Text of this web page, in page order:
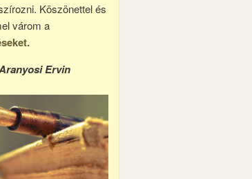
Köszönettel és
várom a
Ervin